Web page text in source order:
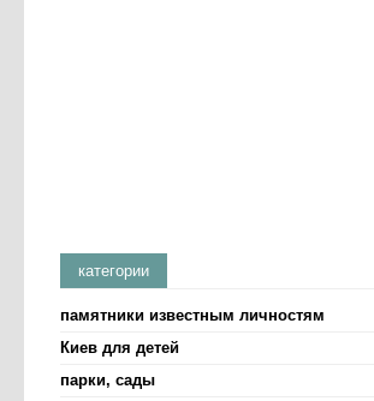
категории
памятники известным личностям
Киев для детей
парки, сады